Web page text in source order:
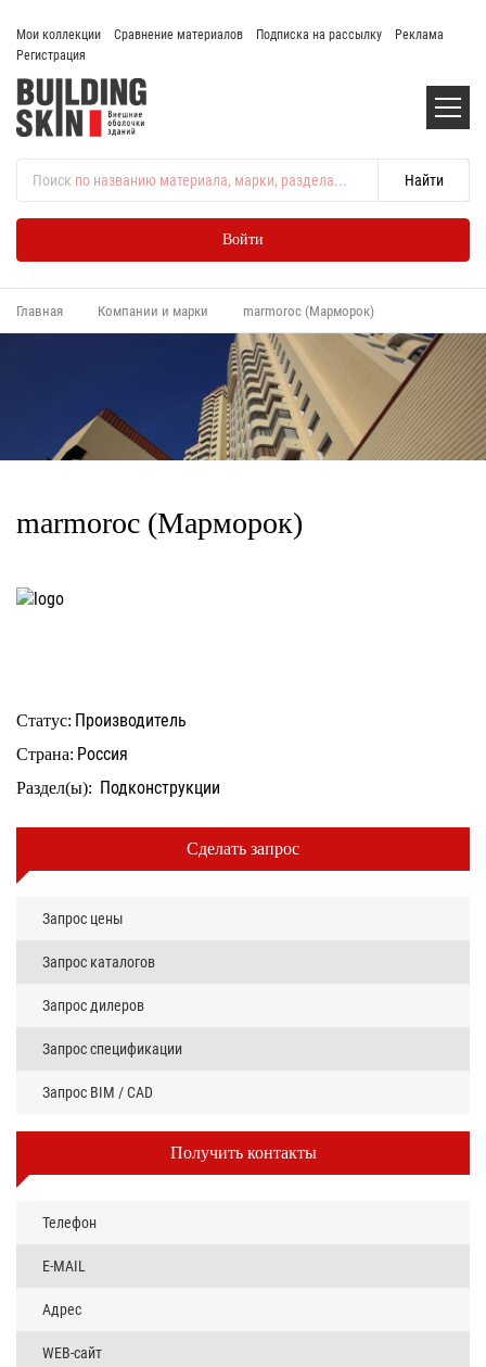
Мои коллекции Сравнение материалов Подписка на рассылку
Реклама
Регистрация
Поиск по названию материала, марки, раздела...
Войти
Главная Компании и марки marmoroc (Марморок)
marmoroc (Марморок)
Статус: Производитель
Страна: Россия
Раздел(ы): Подконструкции
Сделать запрос
Запрос цены
Запрос каталогов
Запрос дилеров
Запрос спецификации
Запрос BIM / CAD
Получить контакты
Телефон
E-MAIL
Адрес
WEB-сайт